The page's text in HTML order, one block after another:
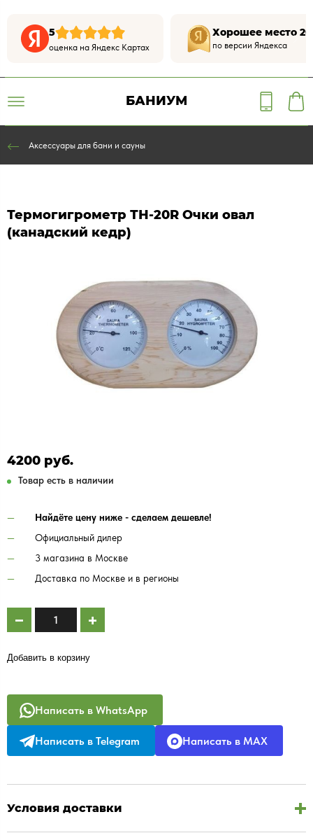
5
оценка на Яндекс Картах
Хорошее место
по версии Яндекса
БАНИУМ
Аксессуары для бани и сауны
Термогигрометр ТН-20R Очки овал
(канадский кедр)
4200 руб.
Товар есть в наличии
Найдёте цену ниже - сделаем дешевле!
Официальный дилер
3 магазина в Москве
Доставка по Москве и в регионы
Добавить в корзину
Написать в WhatsApp
Написать в Telegram Написать в MAX
Условия доставки